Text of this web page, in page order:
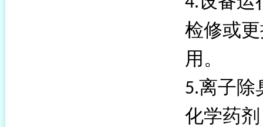
检修或
用。
5.离子除
化学药